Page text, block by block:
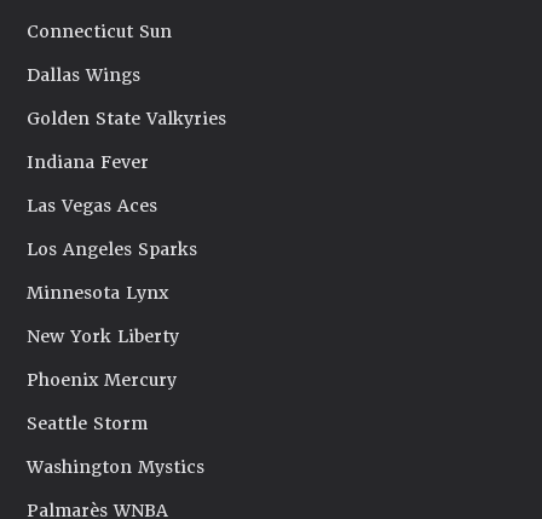
Connecticut Sun
Dallas Wings
Golden State Valkyries
Indiana Fever
Las Vegas Aces
Los Angeles Sparks
Minnesota Lynx
New York Liberty
Phoenix Mercury
Seattle Storm
Washington Mystics
Palmarès WNBA